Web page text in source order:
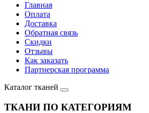
Главная
Оплата
Доставка
Обратная связь
Скидки
Отзывы
Как заказать
Партнерская программа
Каталог тканей
ТКАНИ ПО КАТЕГОРИЯМ